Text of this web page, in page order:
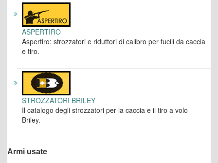
ASPERTIRO
Aspertiro: strozzatori e riduttori di calibro per fucili da caccia
e tiro.
STROZZATORI BRILEY
Il catalogo degli strozzatori per la caccia e il tiro a volo
Briley.
Armi usate